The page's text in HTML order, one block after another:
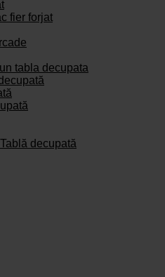
fier forjat
tabla decupata
decupată